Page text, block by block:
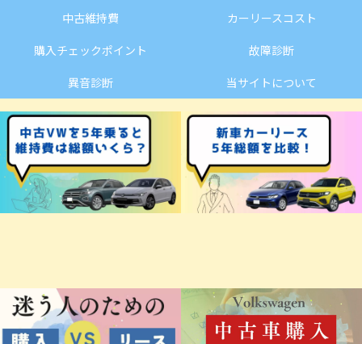
中古維持費
カーリースコスト
購入チェックポイント
故障診断
異音診断
当サイトについて